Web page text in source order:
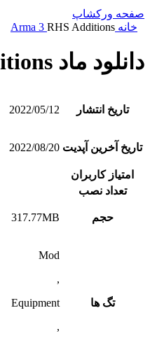
صفحه ورکشاپ
خانه
Arma 3 RHS Additions
دانلود ماد RHS Additions
تاریخ انتشار 2022/05/12
تاریخ آخرین آپدیت 2022/08/20
امتیاز کاربران
تعداد نصب
حجم 317.77MB
تگ ها
Mod
,
Equipment
,